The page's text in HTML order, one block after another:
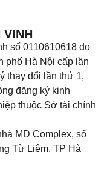
VINH
số 0110610618 do
phố Hà Nội cấp lần
thay đổi lần thứ 1,
đăng ký kinh
thuộc Sở tài chính
MD Complex, số
Từ Liêm, TP Hà